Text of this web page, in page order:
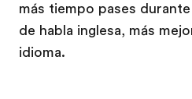
más tiempo pases
de habla inglesa, más
idioma.